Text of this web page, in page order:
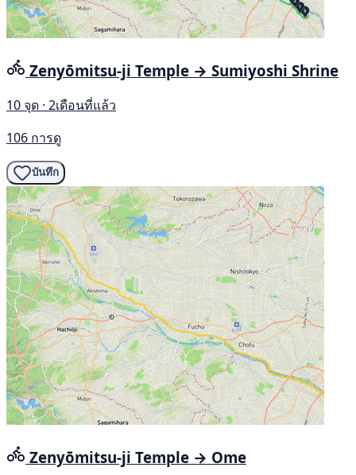
Zenyōmitsu-ji Temple → Sumiyoshi Shrine
10 จุด · 2เดือนที่แล้ว
106 การดู
บันทึก
Zenyōmitsu-ji Temple → Ome